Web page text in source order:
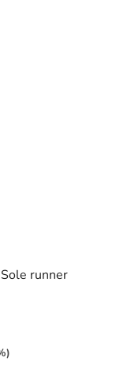
runner